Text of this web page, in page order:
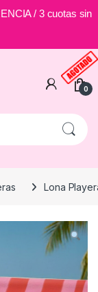
/ 3 cuotas sin
0
Lona